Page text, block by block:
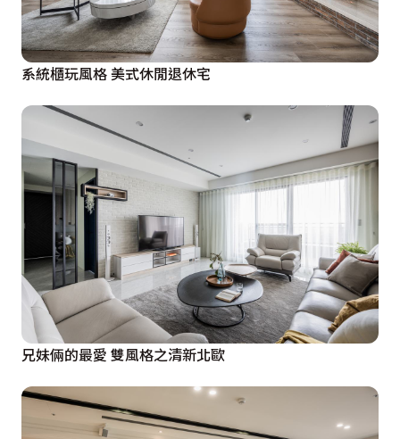
系統櫃玩風格 美式休閒退休宅
兄妹倆的最愛 雙風格之清新北歐